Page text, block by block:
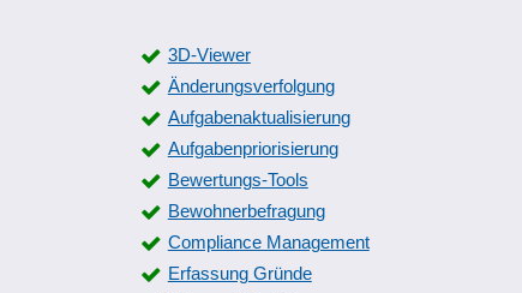
3D-Viewer
Änderungsverfolgung
Aufgabenaktualisierung
Aufgabenpriorisierung
Bewertungs-Tools
Bewohnerbefragung
Compliance Management
Erfassung Gründe